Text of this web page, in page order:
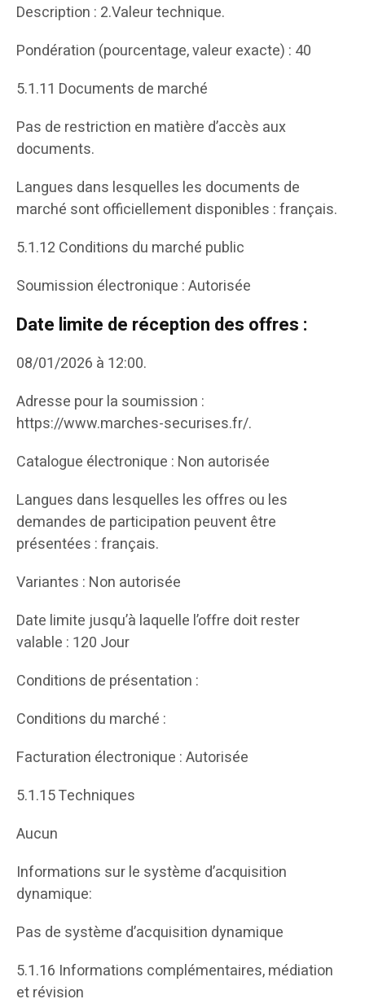
Description : 2.Valeur technique.
Pondération (pourcentage, valeur exacte) : 40
5.1.11 Documents de marché
Pas de restriction en matière d’accès aux
documents.
Langues dans lesquelles les documents de
marché sont officiellement disponibles : français.
5.1.12 Conditions du marché public
Soumission électronique : Autorisée
Date limite de réception des offres :
08/01/2026 à 12:00.
Adresse pour la soumission :
https://www.marches-securises.fr/.
Catalogue électronique : Non autorisée
Langues dans lesquelles les offres ou les
demandes de participation peuvent être
présentées : français.
Variantes : Non autorisée
Date limite jusqu’à laquelle l’offre doit rester
valable : 120 Jour
Conditions de présentation :
Conditions du marché :
Facturation électronique : Autorisée
5.1.15 Techniques
Aucun
Informations sur le système d’acquisition
dynamique:
Pas de système d’acquisition dynamique
5.1.16 Informations complémentaires, médiation
et révision